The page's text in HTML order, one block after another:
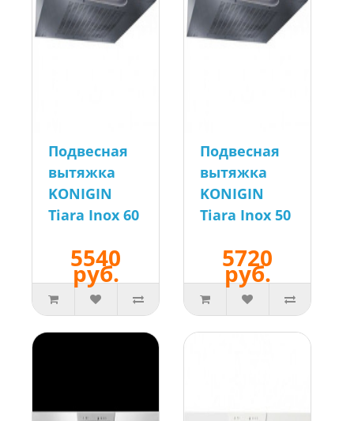
Подвесная
вытяжка
KONIGIN
Tiara Inox 60
5540
руб.
Подвесная
вытяжка
KONIGIN
Tiara Inox 50
5720
руб.